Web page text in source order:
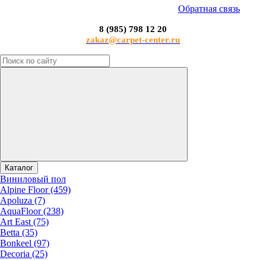
Обратная связь
8 (985) 798 12 20
zakaz@carpet-center.ru
Каталог
Виниловый пол
Alpine Floor (459)
Apoluza (7)
AquaFloor (238)
Art East (75)
Betta (35)
Bonkeel (97)
Decoria (25)